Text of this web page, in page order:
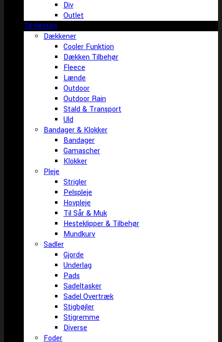
Div
Outlet
Til Hesten
Dækkener
Cooler Funktion
Dækken Tilbehør
Fleece
Lænde
Outdoor
Outdoor Rain
Stald & Transport
Uld
Bandager & Klokker
Bandager
Gamascher
Klokker
Pleje
Strigler
Pelspleje
Hovpleje
Til Sår & Muk
Hesteklipper & Tilbehør
Mundkurv
Sadler
Gjorde
Underlag
Pads
Sadeltasker
Sadel Overtræk
Stigbøjler
Stigremme
Diverse
Foder